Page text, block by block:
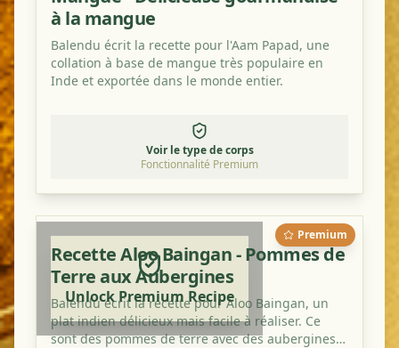
à la mangue
Balendu écrit la recette pour l'Aam Papad, une
collation à base de mangue très populaire en
Inde et exportée dans le monde entier.
Voir le type de corps
Fonctionnalité Premium
Premium
Unlock Premium Recipe
Recette Aloo Baingan - Pommes de
Terre aux Aubergines
Balendu écrit la recette pour Aloo Baingan, un
plat indien délicieux mais facile à réaliser. Ce
sont des pommes de terre avec des aubergines